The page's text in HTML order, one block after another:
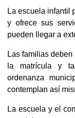
La escuela infantil
y ofrece sus
pueden llegar a
Las familias
la matrícula y
ordenanza
contemplan así
La escuela y el